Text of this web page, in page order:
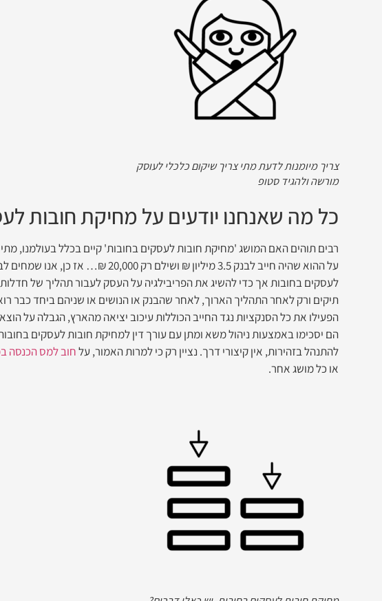
צריך מיומנות לדעת מתי צריך שיקום כלכלי לעוסק
מורשה ולהגיד סטופ
כל מה שאנחנו יודעים על מחיקת חובות
רבים תוהים האם המושג 'מחיקת חובות לעסקים בחובות' קיים בכלל בעולמנו, מתי
על ההוא שהיה חייב לבנק 3.5 מיליון ₪
לעסקים בחובות אך כדי להשיג את הפריבילגיה על העסק לעבור תהליך של חדלות
תיקים ורק לאחר התהליך הארוך, לאחר שהבנק או הנושים או שניהם ביחד כבר
הפעילו את כל הסנקציות נגד החייב הכוללות עיכוב יציאה מהארץ, הגבלה על
הם יסכימו באמצעות ניהול משא ומתן עם עורך דין למחיקת חובות לעסקים
להתנהל בזהירות, אין קיצורי דרך. נציין רק כי למרות האמור, עלחוב למס הכנסה
או כל מושג אחר.